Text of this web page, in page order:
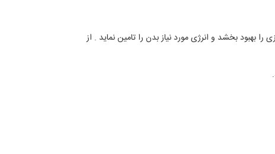
بهبود بخشد و انرژی مورد نیاز بدن را تامین نماید . از